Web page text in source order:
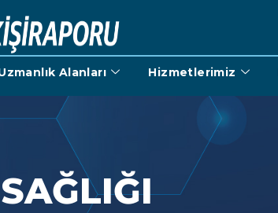
Alanları Hizmetlerimiz